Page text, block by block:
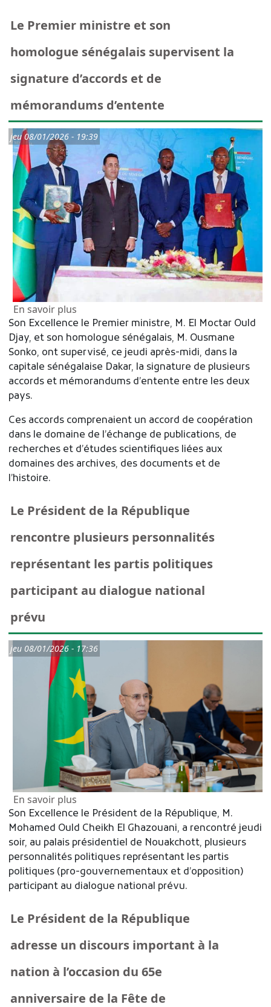
Le Premier ministre et son
homologue sénégalais supervisent la
signature d’accords et de
mémorandums d’entente
jeu 08/01/2026 - 19:39
En savoir plussur Le Premier ministre et son
Son Excellence le Premier ministre, M. El Moctar Ould
Djay, et son homologue sénégalais, M. Ousmane
Sonko, ont supervisé, ce jeudi après-midi, dans la
capitale sénégalaise Dakar, la signature de plusieurs
accords et mémorandums d’entente entre les deux
pays.
Ces accords comprenaient un accord de coopération
dans le domaine de l’échange de publications, de
recherches et d’études scientifiques liées aux
domaines des archives, des documents et de
l’histoire.
Le Président de la République
rencontre plusieurs personnalités
représentant les partis politiques
participant au dialogue national
prévu
jeu 08/01/2026 - 17:36
En savoir plussur Le Président de la République
Son Excellence le Président de la République, M.
Mohamed Ould Cheikh El Ghazouani, a rencontré jeudi
soir, au palais présidentiel de Nouakchott, plusieurs
personnalités politiques représentant les partis
politiques (pro-gouvernementaux et d’opposition)
participant au dialogue national prévu.
Le Président de la République
adresse un discours important à la
nation à l’occasion du 65e
anniversaire de la Fête de